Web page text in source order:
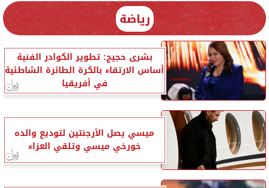
رياضة
بشرى حجيج: تطوير الكوادر الفنية
أساس الارتقاء بالكرة الطائرة الشاطئية
في أفريقيا
ميسي يصل الأرجنتين لتوديع والده
خورخي ميسي وتلقي العزاء